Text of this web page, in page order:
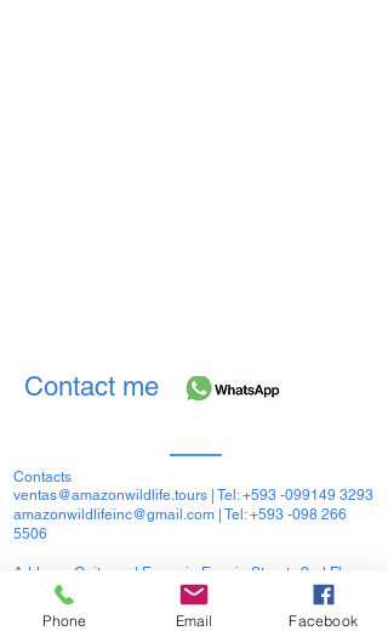
Contact me
Contacts
ventas@amazonwildlife.tours | Tel:+593 -099149 3293
amazonwildlifeinc@gmail.com | Tel:+593 -098 266
5506
Address: Quito and Eugenio Espejo Streets 2nd Floor
Francisco de Orellana Coca Ecuador - South America
Phone Email Facebook